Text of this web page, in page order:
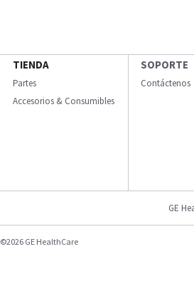
TIENDA
Partes
Accesorios & Consumibles
SOPORTE
Contáctenos
GE
©2026 GE HealthCare